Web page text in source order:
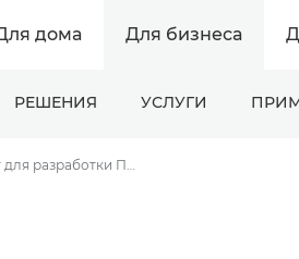
дома Для бизнеса
РЕШЕНИЯ УСЛУГИ
Комплект для разработки ПО (SDK)